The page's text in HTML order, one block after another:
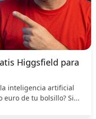
Higgsfield para
inteligencia artificial
euro de tu bolsillo? Si...